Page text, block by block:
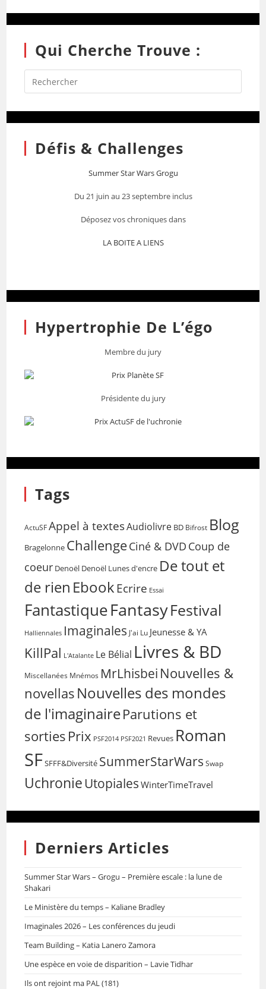
Qui Cherche Trouve :
Défis & Challenges
Summer Star Wars Grogu
Du 21 juin au 23 septembre inclus
Déposez vos chroniques dans
LA BOITE A LIENS
Hypertrophie De L’égo
Membre du jury
Présidente du jury
Tags
ActuSF Appel à textesAudiolivre BD Bifrost Blog
Bragelonne ChallengeCiné & DVD Coup de
coeur Denoël Denoël Lunes d'encre De tout et
de rien EbookEcrire Essai
FantastiqueFantasyFestival
Halliennales Imaginales J'ai Lu Jeunesse & YA
KillPal L'Atalante Le Bélial Livres & BD
Miscellanées Mnémos MrLhisbei Nouvelles &
novellas Nouvelles des mondes
de l'imaginaireParutions et
sorties Prix PSF2014 PSF2021 Revues Roman
SFSFFF&Diversité SummerStarWars Swap
Uchronie Utopiales WinterTimeTravel
Derniers Articles
Summer Star Wars – Grogu – Première escale : la lune de
Shakari
Le Ministère du temps – Kaliane Bradley
Imaginales 2026 – Les conférences du jeudi
Team Building – Katia Lanero Zamora
Une espèce en voie de disparition – Lavie Tidhar
Ils ont rejoint ma PAL (181)